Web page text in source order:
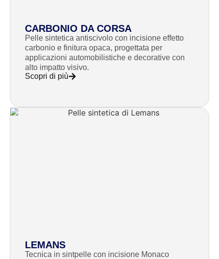
CARBONIO DA CORSA
Pelle sintetica antiscivolo con incisione effetto
carbonio e finitura opaca, progettata per
applicazioni automobilistiche e decorative con
alto impatto visivo.
Scopri di più
LEMANS
Tecnica in sintpelle con incisione Monaco